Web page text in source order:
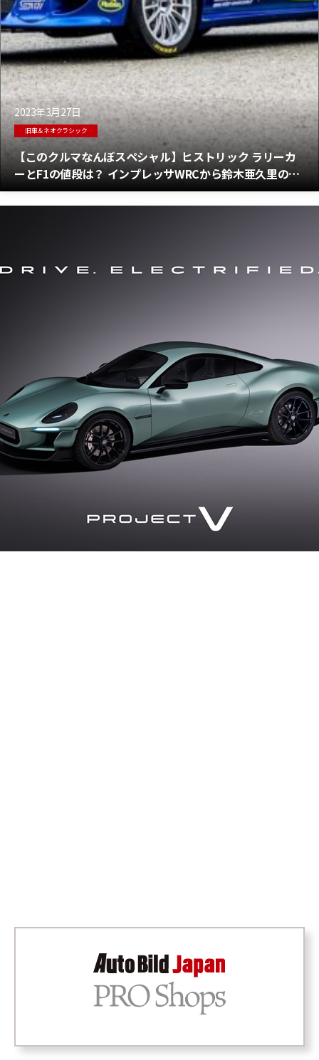
2023年3月27日
旧車＆ネオクラシック
【このクルマなんぼスペシャル】ヒストリック ラリーカ
ーとF1の値段は？ インプレッサWRCから鈴木亜久里のF1
マシンまで5台紹介